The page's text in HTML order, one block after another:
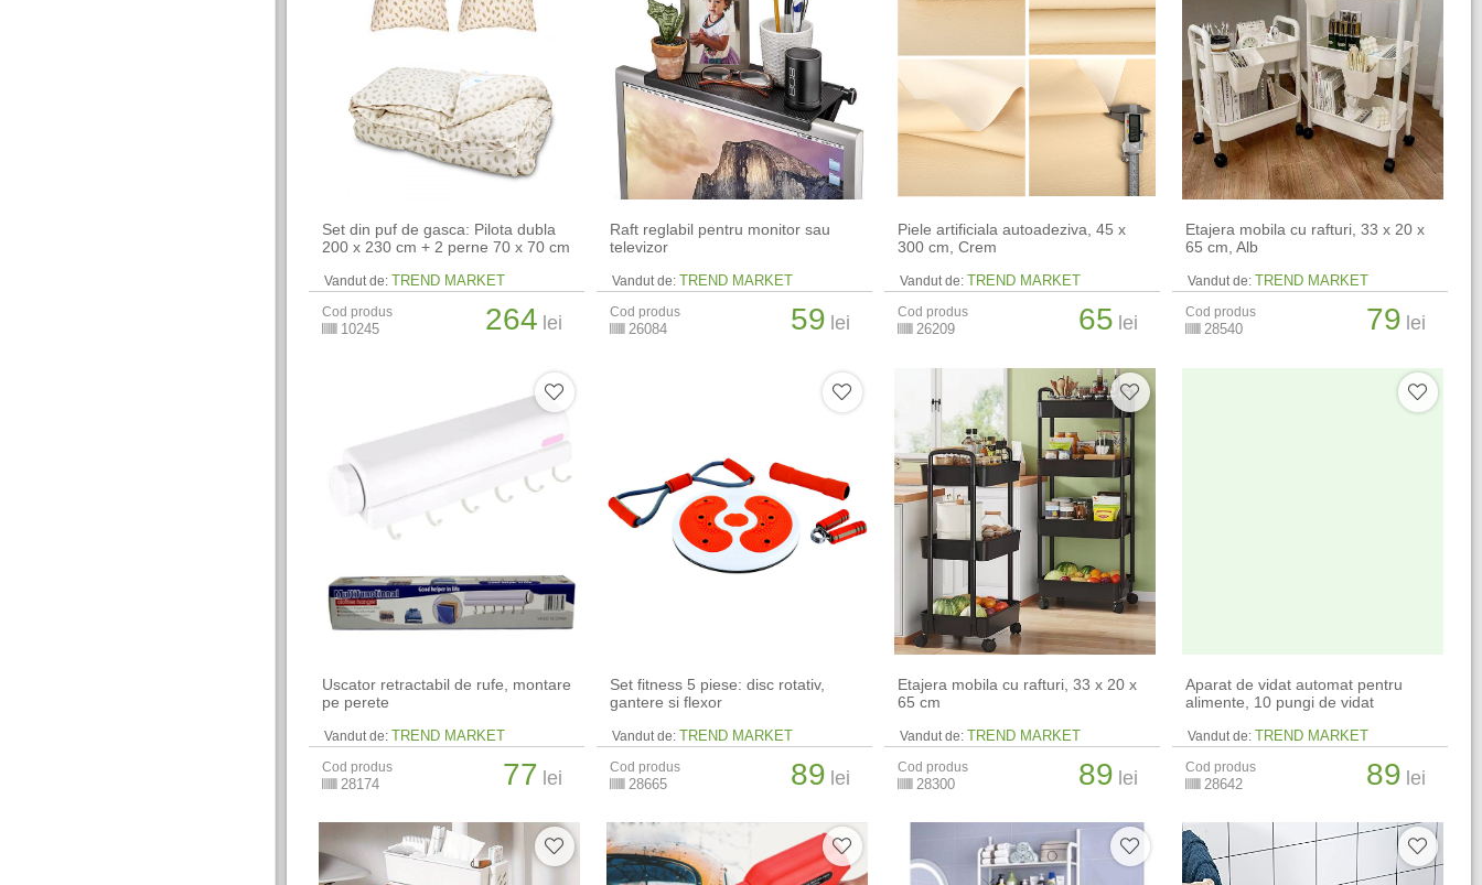
Set din puf de gasca: Pilota dubla
200 x 230 cm + 2 perne 70 x 70 cm
Vandut de: TREND MARKET
Cod produs
10245 264 lei
Raft reglabil pentru monitor sau
televizor
Vandut de: TREND MARKET
Cod produs
26084 59 lei
Piele artificiala autoadeziva, 45 x
300 cm, Crem
Vandut de: TREND MARKET
Cod produs
26209 65 lei
Etajera mobila cu rafturi, 33 x 20 x
65 cm, Alb
Vandut de: TREND MARKET
Cod produs
28540 79 lei
Uscator retractabil de rufe, montare
pe perete
Vandut de: TREND MARKET
Cod produs
28174 77 lei
Set fitness 5 piese: disc rotativ,
gantere si flexor
Vandut de: TREND MARKET
Cod produs
28665 89 lei
Etajera mobila cu rafturi, 33 x 20 x
65 cm
Vandut de: TREND MARKET
Cod produs
28300 89 lei
Aparat de vidat automat pentru
alimente, 10 pungi de vidat
Vandut de: TREND MARKET
Cod produs
28642 89 lei